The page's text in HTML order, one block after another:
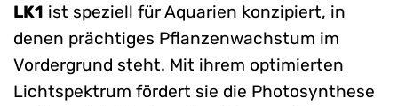
LK1 ist speziell für Aquarien konzipiert, in
denen prächtiges Pflanzenwachstum im
Vordergrund steht. Mit ihrem optimierten
Lichtspektrum fördert sie die Photosynthese